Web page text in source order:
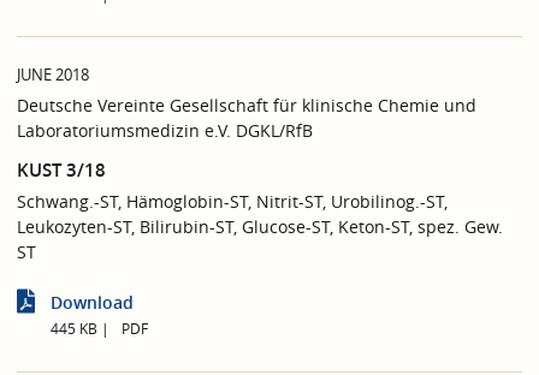
JUNE 2018
Deutsche Vereinte Gesellschaft für klinische Chemie und
Laboratoriumsmedizin e.V. DGKL/RfB
KUST 3/18
Schwang.-ST, Hämoglobin-ST, Nitrit-ST, Urobilinog.-ST,
Leukozyten-ST, Bilirubin-ST, Glucose-ST, Keton-ST, spez. Gew.
ST
Download
445 KB PDF